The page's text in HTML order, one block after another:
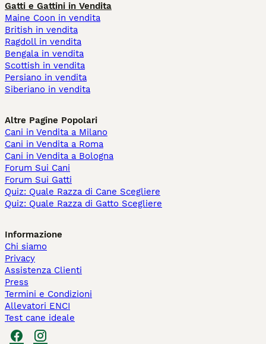
Gatti e Gattini in Vendita
Maine Coon in vendita
British in vendita
Ragdoll in vendita
Bengala in vendita
Scottish in vendita
Persiano in vendita
Siberiano in vendita
Altre Pagine Popolari
Cani in Vendita a Milano
Cani in Vendita a Roma
Cani in Vendita a Bologna
Forum Sui Cani
Forum Sui Gatti
Quiz: Quale Razza di Cane Scegliere
Quiz: Quale Razza di Gatto Scegliere
Informazione
Chi siamo
Privacy
Assistenza Clienti
Press
Termini e Condizioni
Allevatori ENCI
Test cane ideale